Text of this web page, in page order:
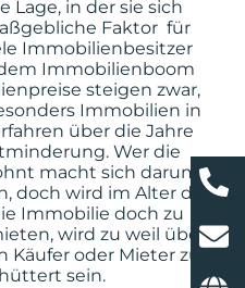
Lage, in der sie sich
Faktor für
Immobilienbesitzer
Immobilienboom
steigen zwar,
Immobilien in
über die Jahre
Wer die
macht sich darum
doch wird im Alter der
Immobilie doch zu
wird zu weil über
oder Mieter zu
sein.